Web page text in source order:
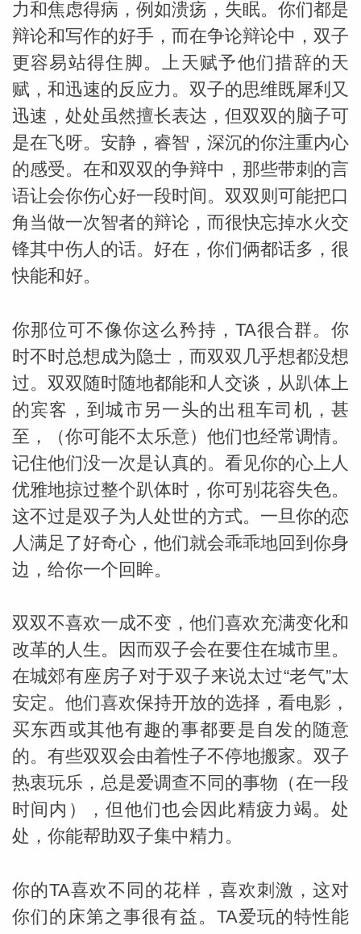
miller
勒
力和焦虑得病，例如溃疡，失眠。你们都是
辩论和写作的好手，而在争论辩论中，双子
更容易站得住脚。上天赋予他们措辞的天
赋，和迅速的反应力。双子的思维既犀利又
迅速，处处虽然擅长表达，但双双的脑子可
是在飞呀。安静，睿智，深沉的你注重内心
的感受。在和双双的争辩中，那些带刺的言
语让会你伤心好一段时间。双双则可能把口
角当做一次智者的辩论，而很快忘掉水火交
锋其中伤人的话。好在，你们俩都话多，很
快能和好。
你那位可不像你这么矜持，TA很合群。你
时不时总想成为隐士，而双双几乎想都没想
过。双双随时随地都能和人交谈，从趴体上
的宾客，到城市另一头的出租车司机，甚
至，（你可能不太乐意）他们也经常调情。
记住他们没一次是认真的。看见你的心上人
优雅地掠过整个趴体时，你可别花容失色。
这不过是双子为人处世的方式。一旦你的恋
人满足了好奇心，他们就会乖乖地回到你身
边，给你一个回眸。
双双不喜欢一成不变，他们喜欢充满变化和
改革的人生。因而双子会在要住在城市里。
在城郊有座房子对于双子来说太过“老气”太
安定。他们喜欢保持开放的选择，看电影，
买东西或其他有趣的事都要是自发的随意
的。有些双双会由着性子不停地搬家。双子
热衷玩乐，总是爱调查不同的事物（在一段
时间内），但他们也会因此精疲力竭。处
处，你能帮助双子集中精力。
你的TA喜欢不同的花样，喜欢刺激，这对
你们的床第之事很有益。TA爱玩的特性能